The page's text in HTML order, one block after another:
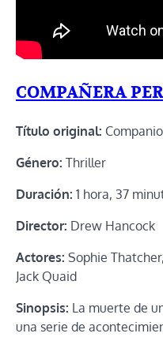
COMPAÑERA
Título original:
Género: Thriller
Duración: 1 hora, 37
Director: Drew Hancock
Actores: Sophie
Jack Quaid
Sinopsis: La muerte de
una serie de